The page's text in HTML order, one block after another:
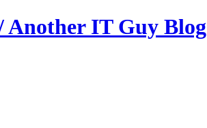
Another IT Guy Blog